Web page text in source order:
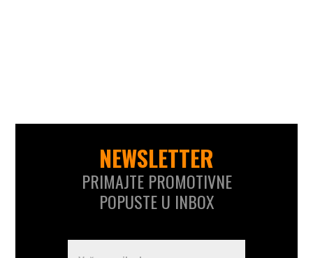
NEWSLETTER
PRIMAJTE PROMOTIVNE
POPUSTE U INBOX